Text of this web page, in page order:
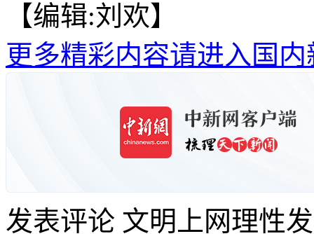
【编辑:刘欢】
更多精彩内容请进入国内
发表评论 文明上网理性